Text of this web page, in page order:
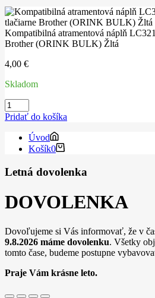
Kompatibilná atramentová náplň
Brother (ORINK BULK) Žltá
4,00 €
Skladom
množstvo
Kompatibilná
náplň
LC3217Y,
listov
pre
Brother
(ORINK
Žltá
Pridať do košíka
Úvod
Košík0
Letná dovolenka
DOVOLENKA
Dovoľujeme si Vás informovať, že v
9.8.2026 máme dovolenku. Všetky
tomto čase, budeme postupne
Praje Vám krásne leto.